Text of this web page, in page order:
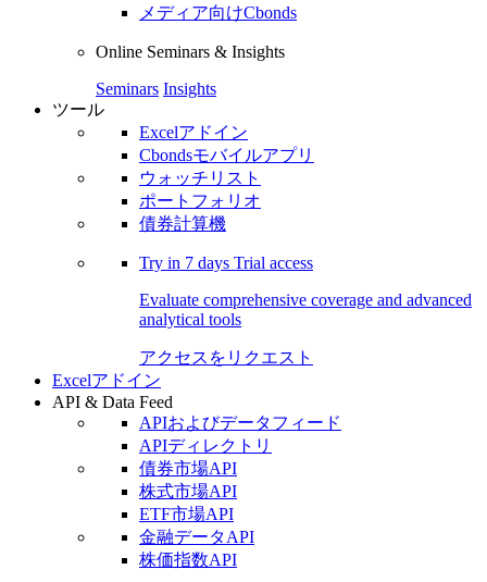
メディア向けCbonds
Online Seminars & Insights
Seminars Insights
ツール
Excelアドイン
Cbondsモバイルアプリ
ウォッチリスト
ポートフォリオ
債券計算機
Try in 7 days Trial access
Evaluate comprehensive coverage and advanced
analytical tools
アクセスをリクエスト
Excelアドイン
API & Data Feed
APIおよびデータフィード
APIディレクトリ
債券市場API
株式市場API
ETF市場API
金融データAPI
株価指数API